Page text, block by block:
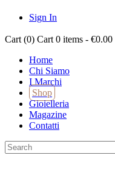
Sign In
Cart (0) Cart 0 items - €0.00
Home
Chi Siamo
I Marchi
Shop
Gioielleria
Magazine
Contatti